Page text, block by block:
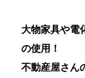
大物家具や電
の使用！
不動産屋さん